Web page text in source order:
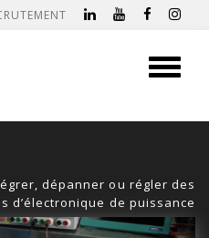
Toggle
dépanner ou régler des
d’électronique de puissance